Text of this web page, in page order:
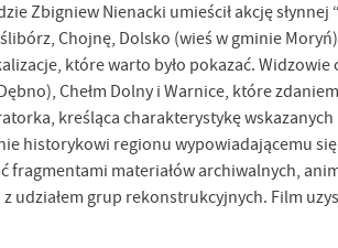
Zbigniew Nienacki umieścił akcję słynnej
Chojnę, Dolsko (wieś w gminie
które warto było pokazać. Widzowie
Chełm Dolny i Warnice, które zdaniem
kreśląca charakterystykę wskazanych
historykowi regionu wypowiadającemu
fragmentami materiałów archiwalnych,
grup rekonstrukcyjnych. Film
funkcjonowania strony internetowej i
z oferowanych przez nas usług.
przez Ciebie działania w celu m.in. dostosowania
logowania czy wypełniania formularzy. Dzięki plikom
działać bez zakłóceń.
I PLIKÓW COOKIES